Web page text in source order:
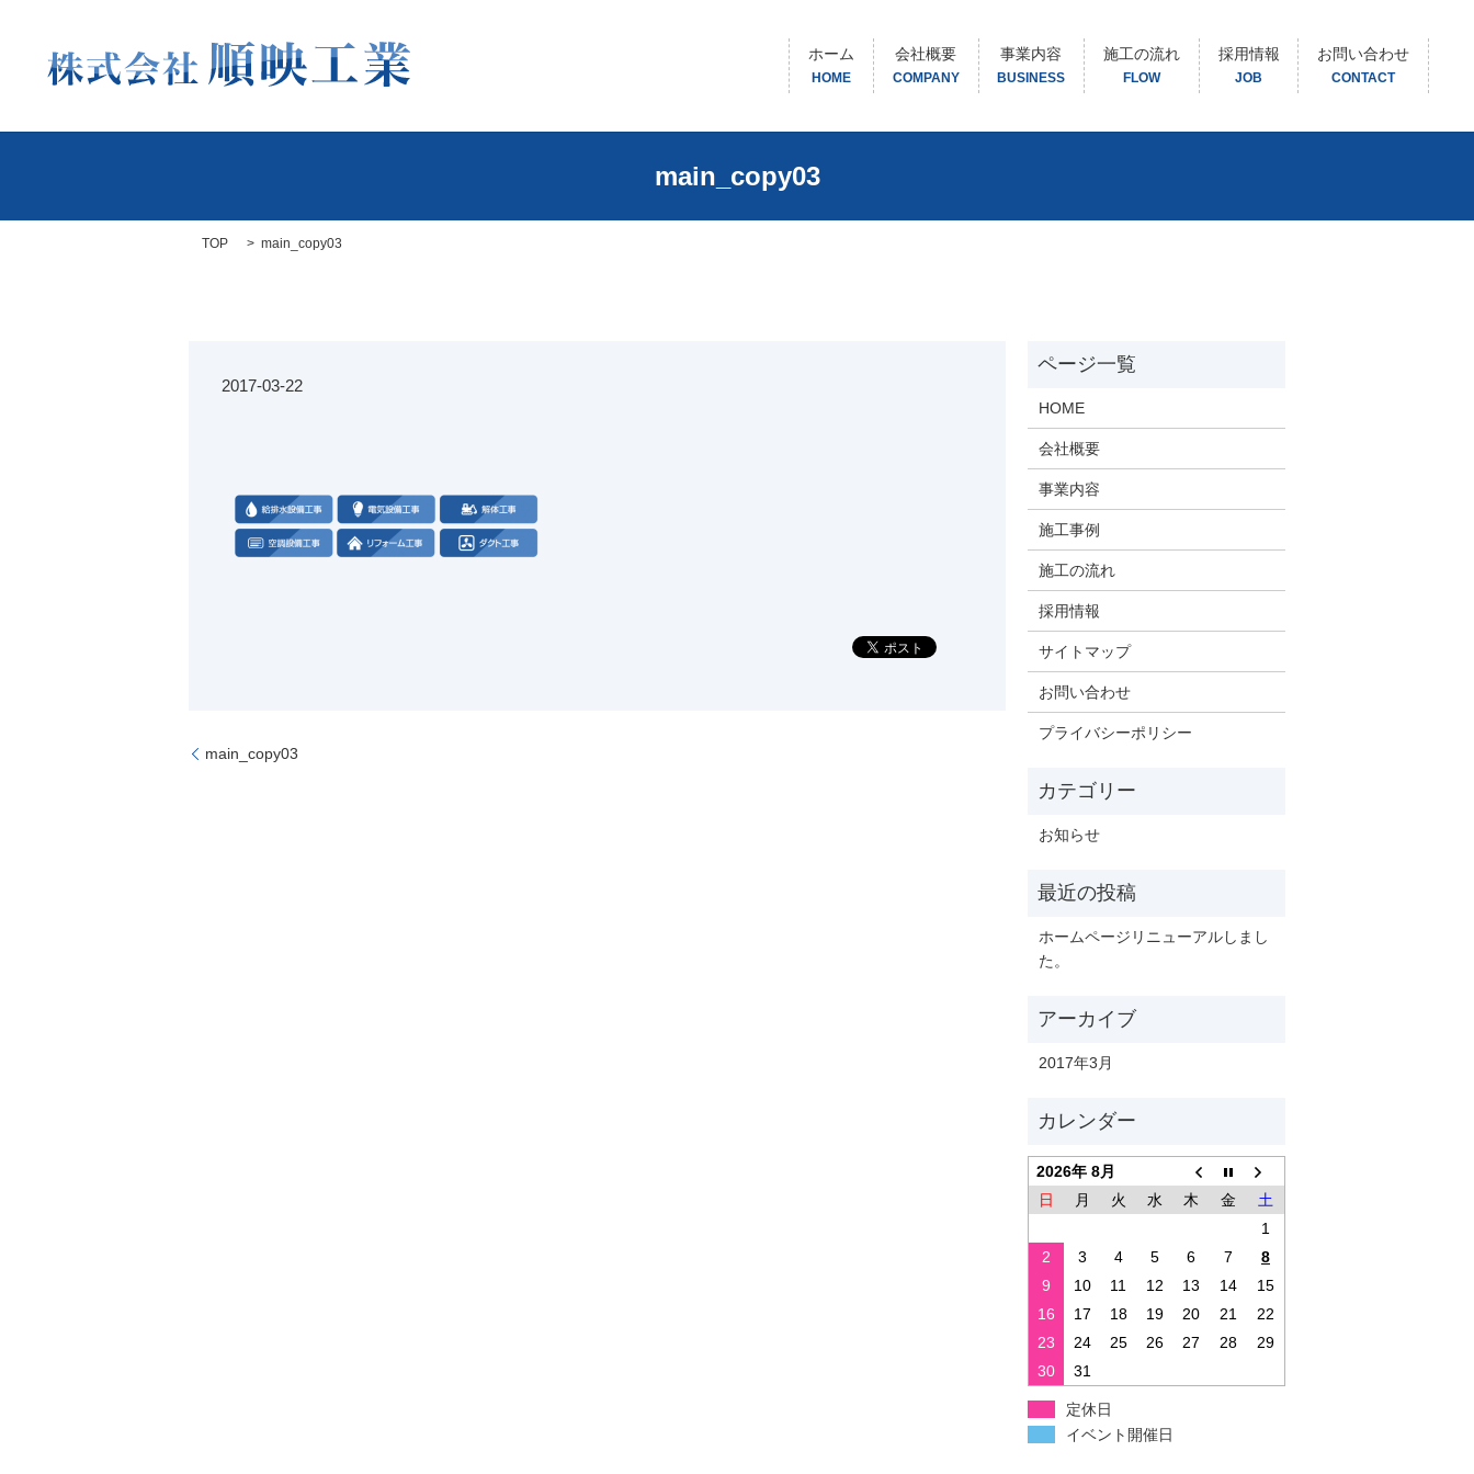
ホーム
HOME
会社概要
COMPANY
事業内容
BUSINESS
施工の流れ
FLOW
採用情報
JOB
お問い合わせ
CONTACT
main_copy03
TOP main_copy03
2017-03-22
main_copy03
HOME
会社概要
事業内容
施工事例
施工の流れ
採用情報
サイトマップ
お問い合わせ
プライバシーポリシー
お知らせ
ホームページリニューアルしまし
た。
2017年3月
2026年 8月
日
月 火 水 木 金
土
1
2
3 4 5 6 7
8
9
10 11 12 13 14
15
16
17 18 19 20 21
22
23
24 25 26 27 28
29
30
31
定休日
イベント開催日